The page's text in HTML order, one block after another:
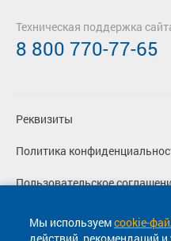
Мы используемcookie-
Реквизиты
Политика
Пользовательское
Техническая поддержка
8 800 770-77-65